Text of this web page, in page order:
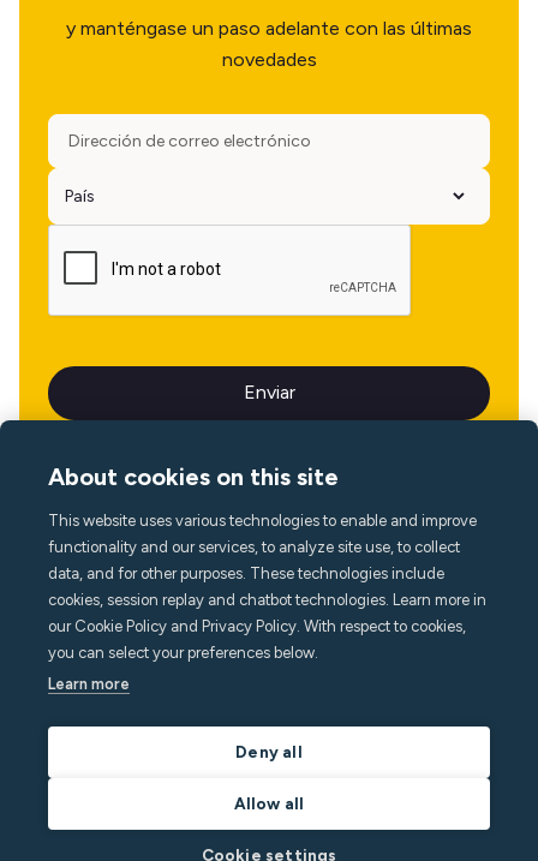
y manténgase un paso adelante con las últimas
novedades
Idioma
About cookies on this site
This website uses various technologies to enable and improve
functionality and our services, to analyze site use, to collect
data, and for other purposes. These technologies include
cookies, session replay and chatbot technologies. Learn more in
our Cookie Policy and Privacy Policy. With respect to cookies,
you can select your preferences below.
Learn more
Deny all
Allow all
Cookie settings